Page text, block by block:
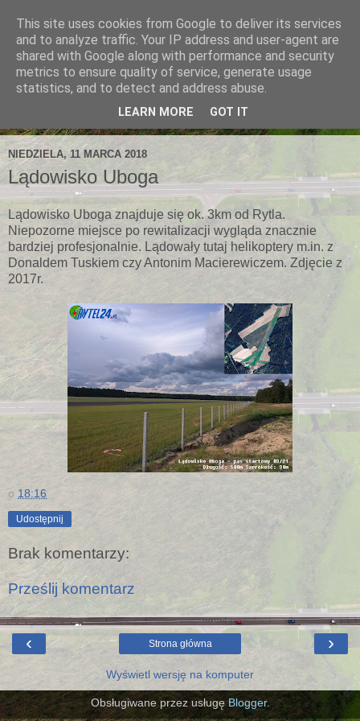
NIEDZIELA, 11 MARCA 2018
Lądowisko Uboga
Lądowisko Uboga znajduje się ok. 3km od Rytla.
Niepozorne miejsce po rewitalizacji wygląda znacznie
bardziej profesjonalnie. Lądowały tutaj helikoptery m.in. z
Donaldem Tuskiem czy Antonim Macierewiczem. Zdjęcie z
2017r.
o18:16
Udostępnij
Brak komentarzy:
Prześlij komentarz
‹ ›
Strona główna
Wyświetl wersję na komputer
Obsługiwane przez usługęBlogger.
This site uses cookies from Google to deliver its services
and to analyze traffic. Your IP address and user-agent are
shared with Google along with performance and security
metrics to ensure quality of service, generate usage
statistics, and to detect and address abuse.
LEARN MORE GOT IT